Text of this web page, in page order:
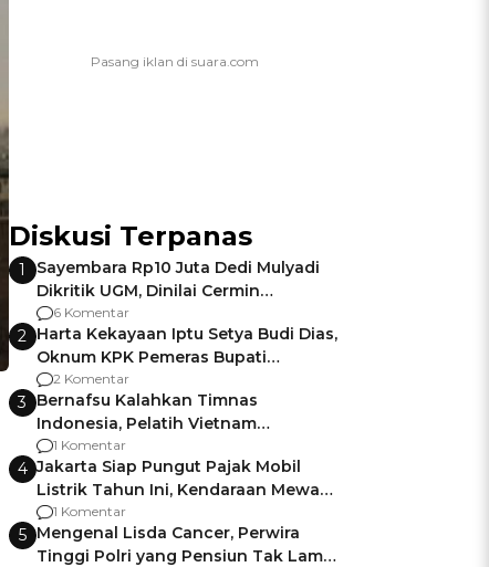
Diskusi Terpanas
1
Sayembara Rp10 Juta Dedi Mulyadi
Dikritik UGM, Dinilai Cermin
Gagalnya Negara Jamin Keamanan
6 Komentar
2 Harta Kekayaan Iptu Setya Budi Dias,
Oknum KPK Pemeras Bupati
Pemalang
2 Komentar
3 Bernafsu Kalahkan Timnas
Indonesia, Pelatih Vietnam
Berencana Pakai Jimat di Pakansari
1 Komentar
4 Jakarta Siap Pungut Pajak Mobil
Listrik Tahun Ini, Kendaraan Mewah
Kena hingga 75% PKB
1 Komentar
5 Mengenal Lisda Cancer, Perwira
Tinggi Polri yang Pensiun Tak Lama